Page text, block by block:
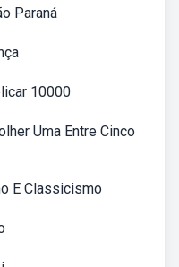
Paraná
10000
Uma Entre Cinco
E Classicismo